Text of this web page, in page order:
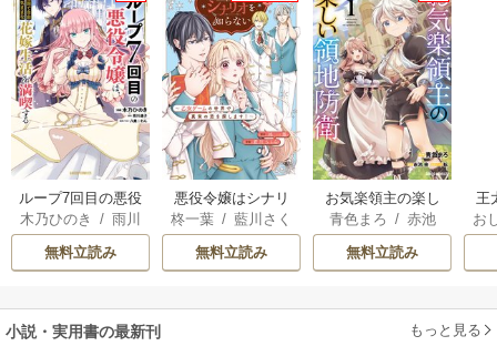
ループ7回目の悪役
令嬢は、元敵国で
自由気ままな花嫁
生活を満喫する
木乃ひのき /雨川
透子/八美☆わん
無料立読み
悪役令嬢はシナリ
オを知らない ～乙
女ゲームの世界で
真実の恋を探しま
柊一葉 /藍川さく
ら
無料立読み
お気楽領主の楽し
い領地防衛
青色まろ / 赤池
宗/転
無料立読み
王
こ
二
お
小説・実用書の最新刊 もっと見る